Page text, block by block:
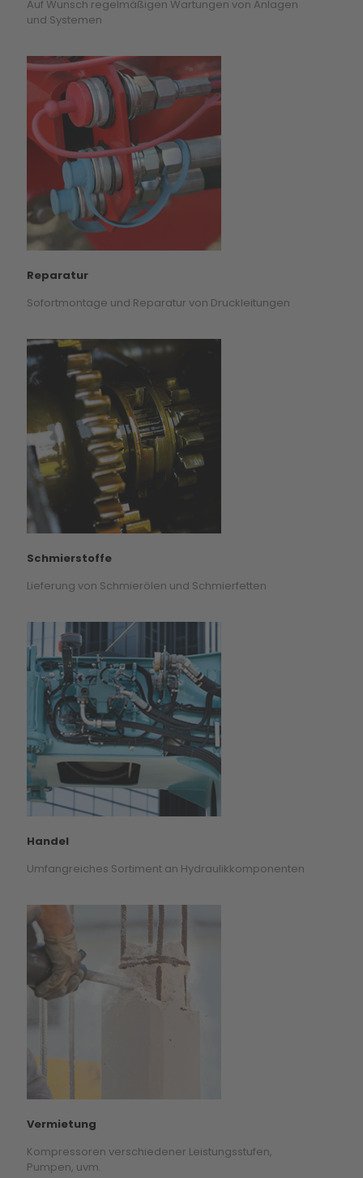
Auf Wunsch regelmäßigen Wartungen von Anlagen
und Systemen
Reparatur
Sofortmontage und Reparatur von Druckleitungen
Schmierstoffe
Lieferung von Schmierölen und Schmierfetten
Handel
Umfangreiches Sortiment an Hydraulikkomponenten
Vermietung
Kompressoren verschiedener Leistungsstufen,
Pumpen, uvm.